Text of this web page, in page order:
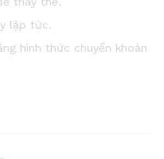
lập tức.
hình thức chuyển khoản